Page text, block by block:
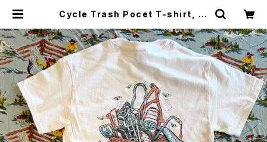
Cycle Trash Pocet T-shirt, W
rrito Breath | CYCLE TRASH